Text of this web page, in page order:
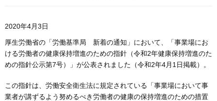
2020年4月3日
厚生労働省の「労働基準局 新着の通知」において、「事業場にお
ける労働者の健康保持増進のための指針（令和2年健康保持増進のた
めの指針公示第7号）」が公表されました（令和2年4月1日掲載）。
この指針は、労働安全衛生法に規定されている「事業場において事
業者が講ずるよう努めるべき労働者の健康の保持増進のための措置